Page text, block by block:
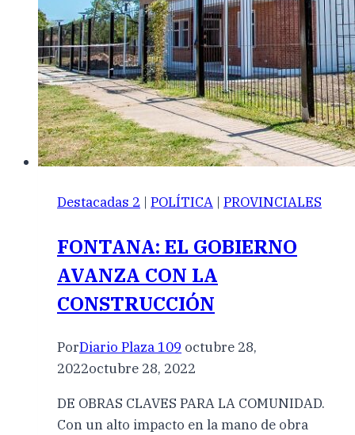
Destacadas 2 | POLÍTICA | PROVINCIALES
FONTANA: EL GOBIERNO
AVANZA CON LA
CONSTRUCCIÓN
PorDiario Plaza 109 octubre 28,
2022octubre 28, 2022
DE OBRAS CLAVES PARA LA COMUNIDAD.
Con un alto impacto en la mano de obra